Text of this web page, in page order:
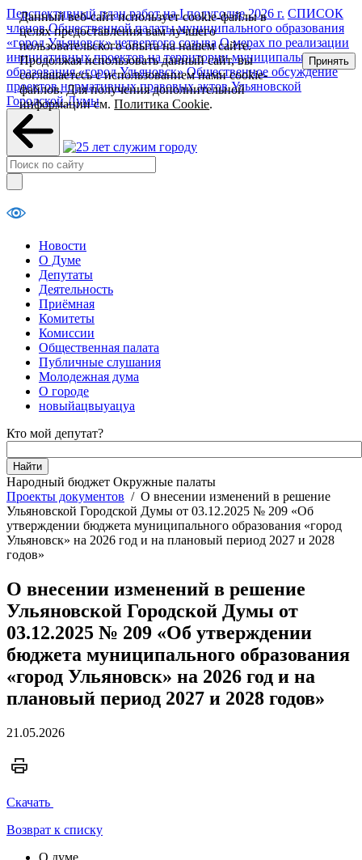
Перспективный план работ на I полугодие 2026 г. СПИСОК
членов Общественной палаты муниципального образования
«город Ульяновск» четвертого созыва О мерах по реализации
инициативных проектов на территории муниципального
образования «город Ульяновск» Общественное обсуждение
проектов нормативных правовых актов Ульяновской
Городской Думы
Новости
О Думе
Депутаты
Деятельность
Приёмная
Комитеты
Комиссии
Общественная палата
Публичные слушания
Молодежная дума
О городе
новыйацвыуацуа
Кто мой депутат?
Народный бюджет Окружные палаты
Проекты документов / О внесении изменений в решение
Ульяновской Городской Думы от 03.12.2025 № 209 «Об
утверждении бюджета муниципального образования «город
Ульяновск» на 2026 год и на плановый период 2027 и 2028
годов»
О внесении изменений в решение
Ульяновской Городской Думы от
03.12.2025 № 209 «Об утверждении
бюджета муниципального образования
«город Ульяновск» на 2026 год и на
плановый период 2027 и 2028 годов»
21.05.2026
Скачать
Возврат к списку
О думе
Данный веб-сайт использует cookie-файлы в
целях предоставления вам лучшего
пользовательского опыта на нашем сайте.
Продолжая использовать данный сайт, вы
соглашаетесь с использованием нами cookie-
файлов. Для получения дополнительной
информации см.Политика Cookie.
Принять